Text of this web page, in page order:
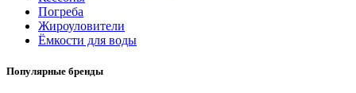
Погреба
Жироуловители
Ёмкости для воды
Популярные бренды